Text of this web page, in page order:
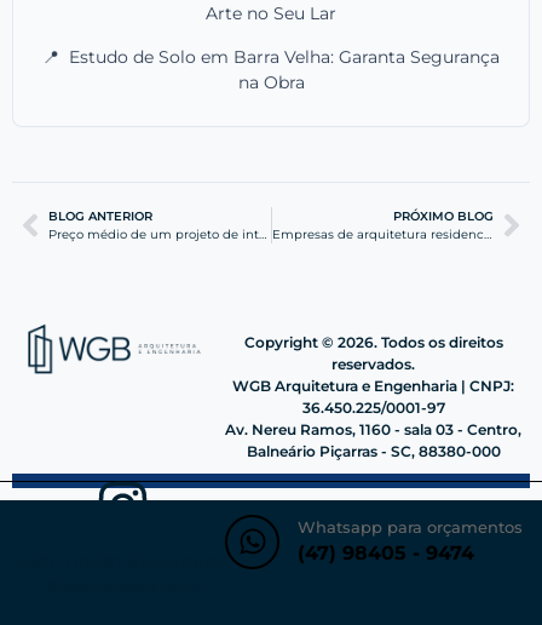
Arte no Seu Lar
📍 Estudo de Solo em Barra Velha: Garanta Segurança
na Obra
BLOG ANTERIOR
Preço médio de um projeto de interiores em Barra Velha
PRÓXIMO BLOG
Empresas de arquitetura residencial e predial em Barra Velha com foco em projetos sustentáveis
Copyright © 2026. Todos os direitos
reservados.
WGB Arquitetura e Engenharia | CNPJ:
36.450.225/0001-97
Av. Nereu Ramos, 1160 - sala 03 - Centro,
Balneário Piçarras - SC, 88380-000
Whatsapp para orçamentos
(47) 98405 - 9474